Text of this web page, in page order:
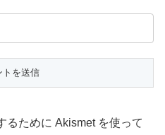
るために Akismet を使って